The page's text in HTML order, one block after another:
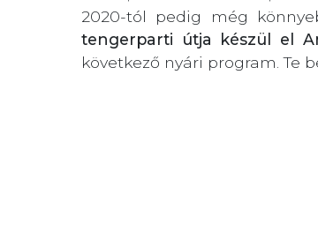
2020-tól pedig még
tengerparti útja készül el
következő nyári program. Te